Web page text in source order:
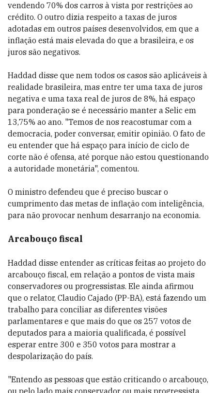
vendendo 70% dos carros à vista por restrições ao
crédito. O outro dizia respeito a taxas de juros
adotadas em outros países desenvolvidos, em que a
inflação está mais elevada do que a brasileira, e os
juros são negativos.
Haddad disse que nem todos os casos são aplicáveis à
realidade brasileira, mas entre ter uma taxa de juros
negativa e uma taxa real de juros de 8%, há espaço
para ponderação se é necessário manter a Selic em
13,75% ao ano. "Temos de nos reacostumar com a
democracia, poder conversar, emitir opinião. O fato de
eu entender que há espaço para início de ciclo de
corte não é ofensa, até porque não estou questionando
a autoridade monetária", comentou.
O ministro defendeu que é preciso buscar o
cumprimento das metas de inflação com inteligência,
para não provocar nenhum desarranjo na economia.
Arcabouço fiscal
Haddad disse entender as críticas feitas ao projeto do
arcabouço fiscal, em relação a pontos de vista mais
conservadores ou progressistas. Ele ainda afirmou
que o relator, Claudio Cajado (PP-BA), está fazendo um
trabalho para conciliar as diferentes visões
parlamentares e que mais do que os 257 votos de
deputados para a maioria qualificada, é possível
esperar entre 300 e 350 votos para mostrar a
despolarização do país.
"Entendo as pessoas que estão criticando o arcabouço,
ou pelo lado mais conservador ou mais progressista.